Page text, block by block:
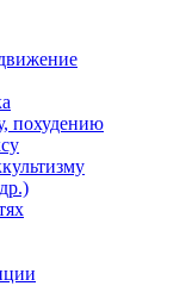
похудению